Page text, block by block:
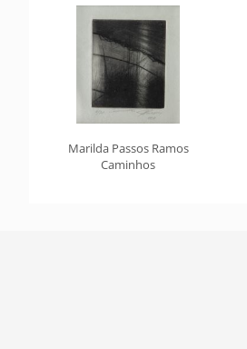
Marilda Passos Ramos
Caminhos